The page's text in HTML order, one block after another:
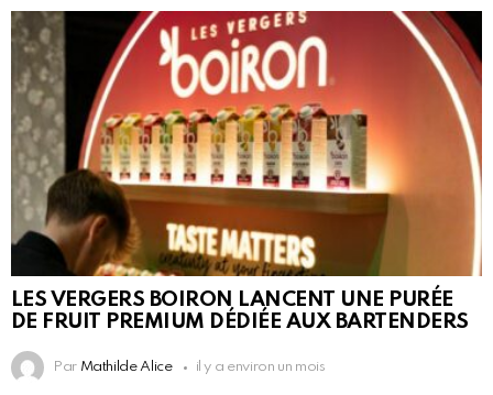
LES VERGERS BOIRON LANCENT UNE PURÉE
DE FRUIT PREMIUM DÉDIÉE AUX BARTENDERS
Par Mathilde Alice il y a environ un mois